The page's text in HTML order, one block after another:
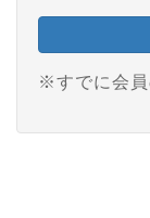
※すでに会員